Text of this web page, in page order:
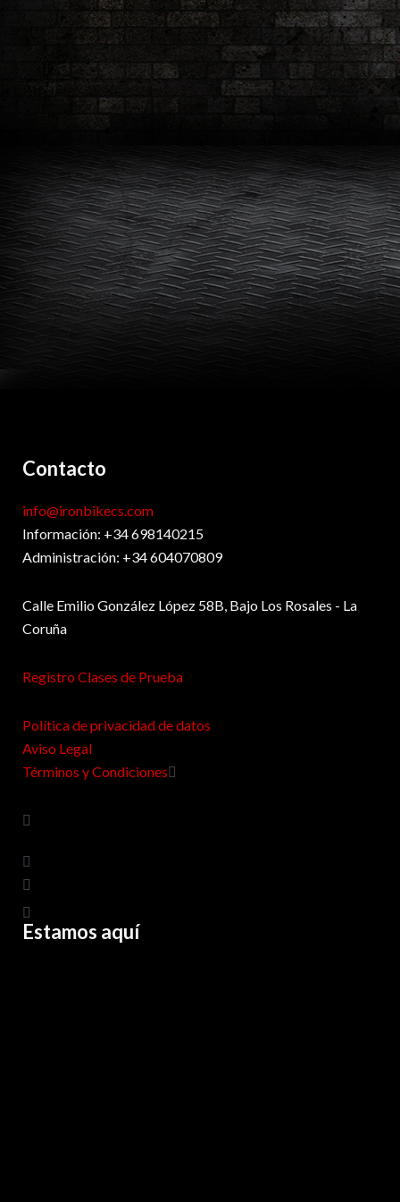
Contacto
info@ironbikecs.com
Información: +34 698140215
Administración: +34 604070809
Calle Emilio González López 58B, Bajo Los Rosales - La
Coruña
Registro Clases de Prueba
Política de privacidad de datos
Aviso Legal
Términos y Condiciones
Estamos aquí